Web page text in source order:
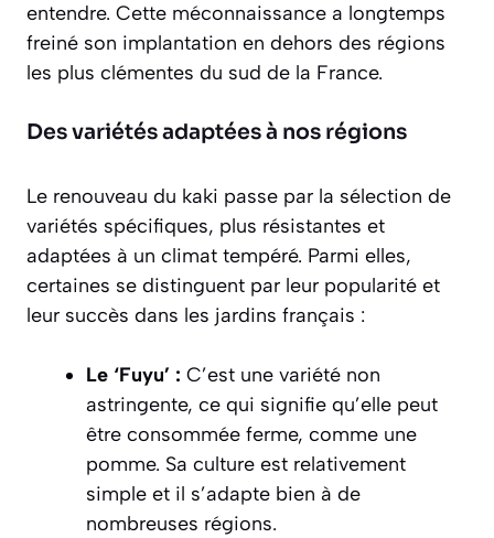
entendre. Cette méconnaissance a longtemps
freiné son implantation en dehors des régions
les plus clémentes du sud de la France.
Des variétés adaptées à nos régions
Le renouveau du kaki passe par la sélection de
variétés spécifiques, plus résistantes et
adaptées à un climat tempéré. Parmi elles,
certaines se distinguent par leur popularité et
leur succès dans les jardins français :
Le ‘Fuyu’ : C’est une variété non
astringente, ce qui signifie qu’elle peut
être consommée ferme, comme une
pomme. Sa culture est relativement
simple et il s’adapte bien à de
nombreuses régions.